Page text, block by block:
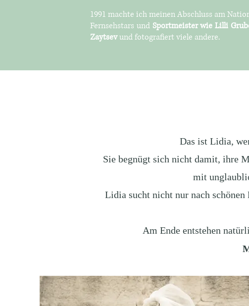
1991 machte ich meinen Abschluss am
Fernsehstars und Sportmeister wie Lilli
Zaytsevund fotografiert viele andere.
Das ist Lidia,
Sie begnügt sich nicht damit, ihre
mit
Lidia sucht nicht nur nach schönen
Am Ende entstehen